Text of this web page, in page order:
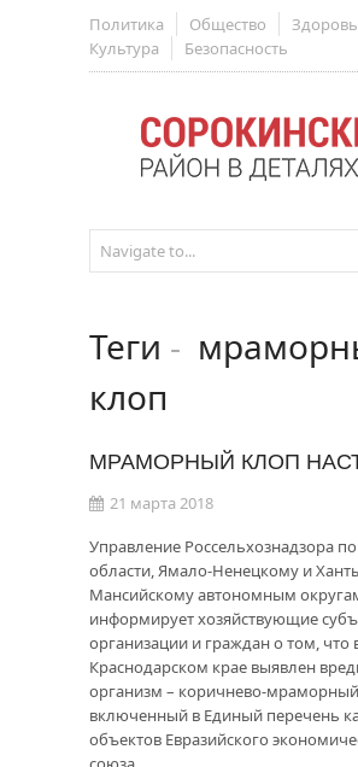
Политика Общество
Культура
Безопасность
Теги -
клоп
МРАМОРНЫЙ КЛОП
21 марта 2018
Управление Россельхознадзора
области, Ямало-Ненецкому и
Мансийскому автономным
информирует хозяйствующие
организации и граждан о том, что
Краснодарском крае выявлен
организм – коричнево-
включенный в Единый перечень
объектов Евразийского